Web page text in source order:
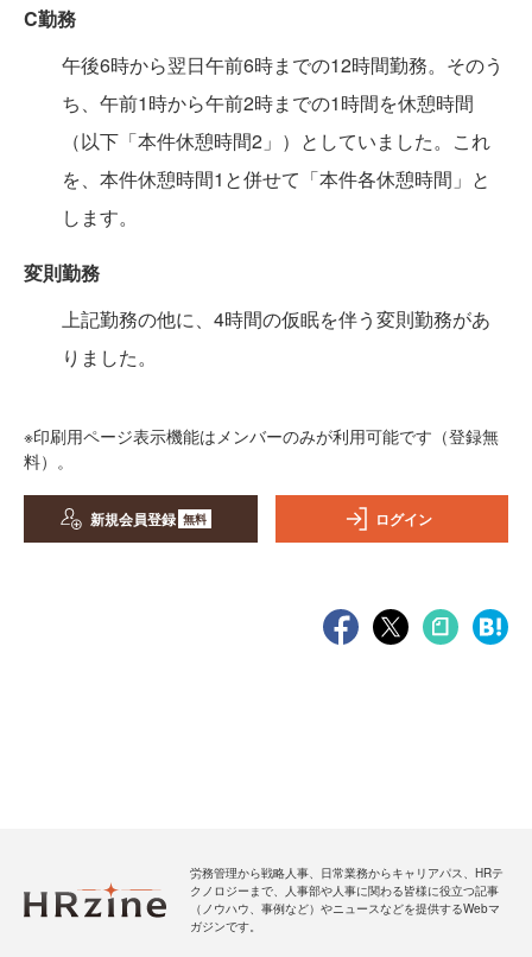
C勤務
午後6時から翌日午前6時までの12時間勤務。そのう
ち、午前1時から午前2時までの1時間を休憩時間
（以下「本件休憩時間2」）としていました。これ
を、本件休憩時間1と併せて「本件各休憩時間」と
します。
変則勤務
上記勤務の他に、4時間の仮眠を伴う変則勤務があ
りました。
※印刷用ページ表示機能はメンバーのみが利用可能です（登録無
料）。
新規会員登録 無料 ログイン
労務管理から戦略人事、日常業務からキャリアパス、HRテ
クノロジーまで、人事部や人事に関わる皆様に役立つ記事
（ノウハウ、事例など）やニュースなどを提供するWebマ
ガジンです。